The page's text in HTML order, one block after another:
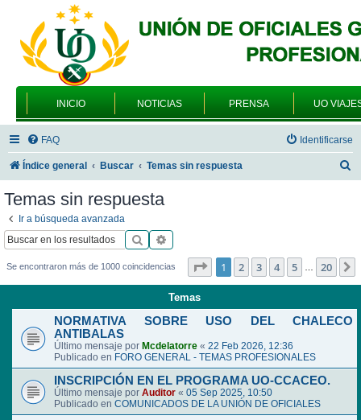
INICIO NOTICIAS PRENSA UO
FAQ Identificarse
Índice general Buscar Temas sin respuesta
Temas sin respuesta
Ir a búsqueda avanzada
Buscar
Se encontraron más de 1000 coincidencias Página de 20
1 2 3 4 5 … 20
Temas
NORMATIVA SOBRE USO DEL CHALECO
ANTIBALAS
Último mensaje por Mcdelatorre « 22 Feb 2026, 12:36
Publicado en FORO GENERAL - TEMAS PROFESIONALES
INSCRIPCIÓN EN EL PROGRAMA UO-CCACEO.
Último mensaje por Auditor « 05 Sep 2025, 10:50
Publicado en COMUNICADOS DE LA UNIÓN DE OFICIALES